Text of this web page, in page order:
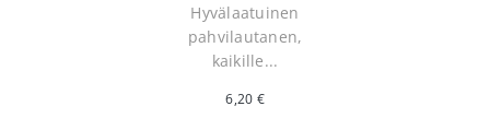
Hyvälaatuinen
pahvilautanen,
kaikille...
6,20 €